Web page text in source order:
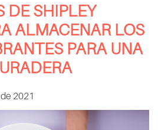
DE SHIPLEY
ALMACENAR LOS
PARA UNA
2021